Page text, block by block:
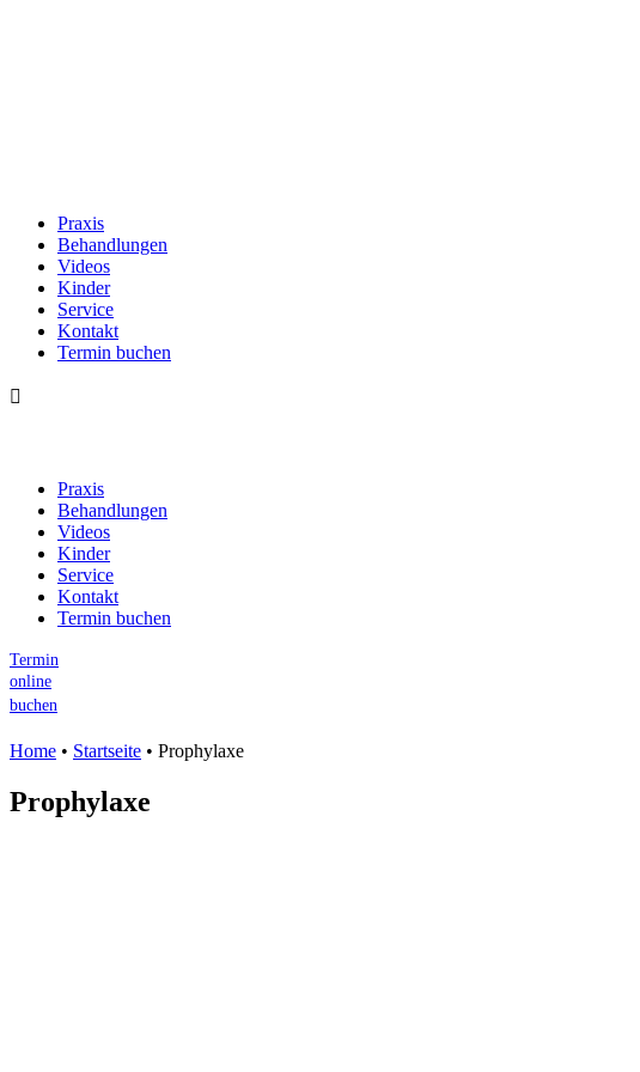
Praxis
Behandlungen
Videos
Kinder
Service
Kontakt
Termin buchen

Praxis
Behandlungen
Videos
Kinder
Service
Kontakt
Termin buchen
Termin
online
buchen
Home • Startseite • Prophylaxe
Prophylaxe